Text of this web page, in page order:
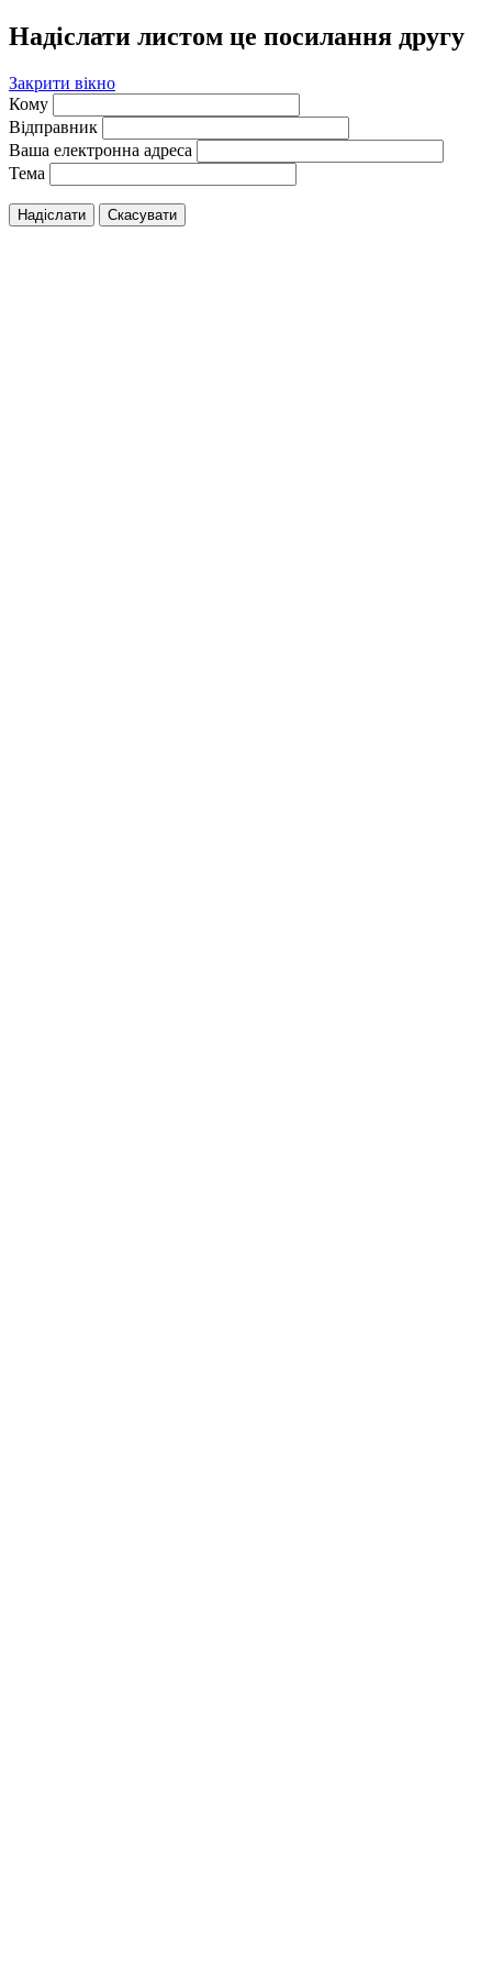
Надіслати листом це посилання другу
Закрити вікно
Кому
Відправник
Ваша електронна адреса
Тема
Надіслати Скасувати